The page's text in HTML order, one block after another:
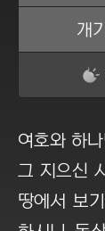
개
여호와 하
그 지으신
땅에서 보